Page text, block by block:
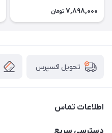
7,898,000 تومان
تحویل اکسپرس
اطلاعات تماس
09012926386
دسترسی سریع